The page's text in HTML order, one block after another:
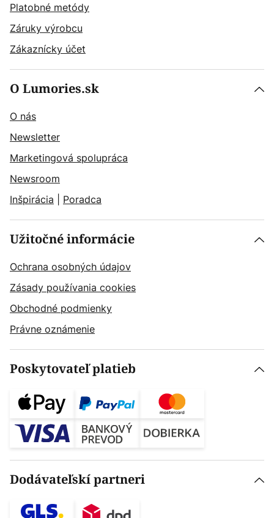
Platobné metódy
Záruky výrobcu
Zákaznícky účet
O Lumories.sk
O nás
Newsletter
Marketingová spolupráca
Newsroom
Inšpirácia
Poradca
Užitočné informácie
Ochrana osobných údajov
Zásady používania cookies
Obchodné podmienky
Právne oznámenie
Poskytovateľ platieb
Dodávateľskí partneri